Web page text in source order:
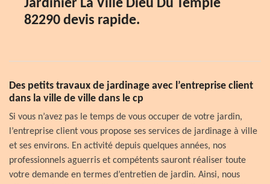
Jardinier La Ville Dieu Du Temple
82290 devis rapide.
Des petits travaux de jardinage avec l’entreprise client
dans la ville de ville dans le cp
Si vous n’avez pas le temps de vous occuper de votre jardin,
l’entreprise client vous propose ses services de jardinage à ville
et ses environs. En activité depuis quelques années, nos
professionnels aguerris et compétents sauront réaliser toute
votre demande en termes d’entretien de jardin. Ainsi, nous